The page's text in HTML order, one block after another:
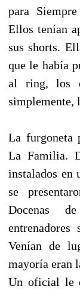
para
Ellos tenían
sus shorts.
que le había
al ring, los
simplemente,
La furgoneta
La Familia.
instalados en
se
Docenas
Venían de
mayoría eran
Un oficial le